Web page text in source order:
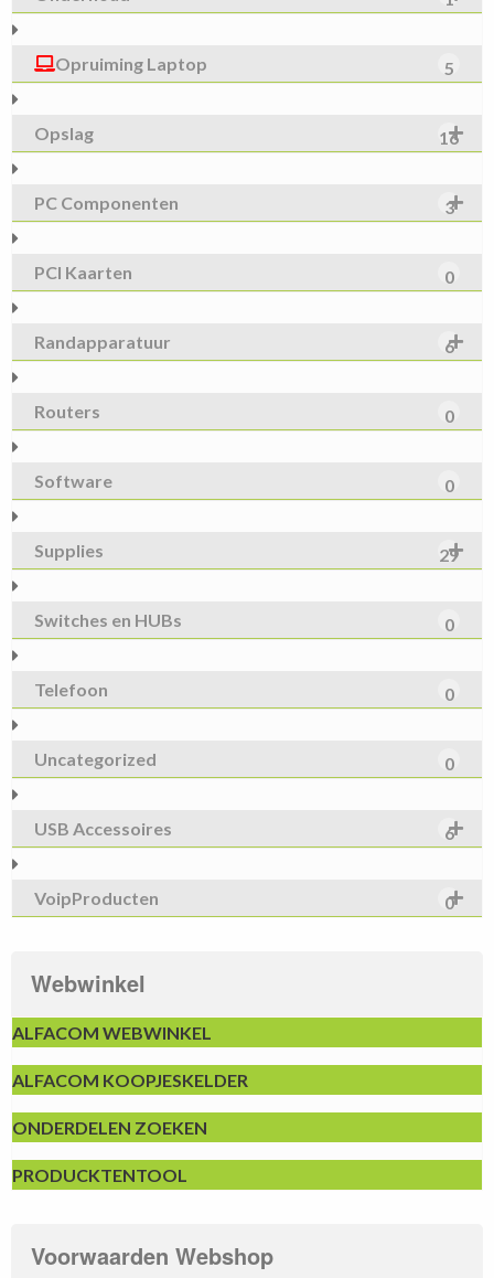
Opruiming Laptop 5
Opslag 16
PC Componenten 3
PCI Kaarten 0
Randapparatuur 6
Routers 0
Software 0
Supplies 29
Switches en HUBs 0
Telefoon 0
Uncategorized 0
USB Accessoires 6
VoipProducten 0
Webwinkel
ALFACOM WEBWINKEL
ALFACOM KOOPJESKELDER
ONDERDELEN ZOEKEN
PRODUCKTENTOOL
Voorwaarden Webshop